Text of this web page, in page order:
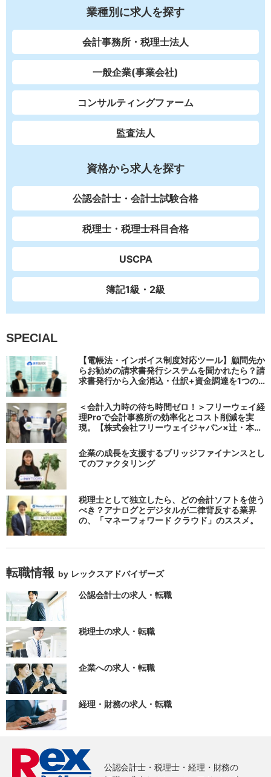
業種別に求人を探す
会計事務所・税理士法人
一般企業(事業会社)
コンサルティングファーム
監査法人
資格から求人を探す
公認会計士・会計士試験合格
税理士・税理士科目合格
USCPA
簿記1級・2級
SPECIAL
【電帳法・インボイス制度対応ツール】顧問先か
らお勧めの請求書発行システムを聞かれたら？請
求書発行から入金消込・仕訳+資金調達を1つの
＜会計入力時の待ち時間ゼロ！＞フリーウェイ経
理Proで会計事務所の効率化とコスト削減を実
現。【株式会社フリーウェイジャパン×辻・本郷
企業の成長を支援するブリッジファイナンスとし
てのファクタリング
税理士として独立したら、どの会計ソフトを使う
べき？アナログとデジタルが二律背反する業界
の、「マネーフォワード クラウド」のススメ。
転職情報 by レックスアドバイザーズ
公認会計士の求人・転職
税理士の求人・転職
企業への求人・転職
経理・財務の求人・転職